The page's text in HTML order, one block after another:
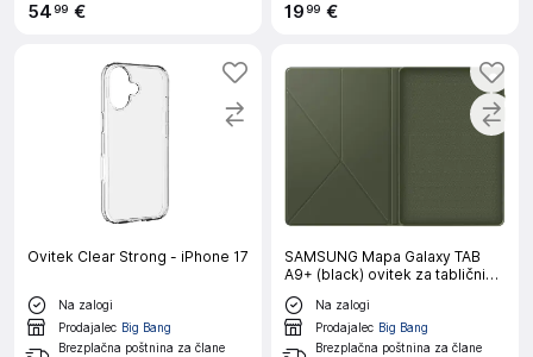
5499 € 1999 €
Ovitek Clear Strong - iPhone 17
Na zalogi
Prodajalec Big Bang
Brezplačna poštnina za člane
SAMSUNG Mapa Galaxy TAB
A9+ (black) ovitek za tablični
računalnik
Na zalogi
Prodajalec Big Bang
Brezplačna poštnina za člane